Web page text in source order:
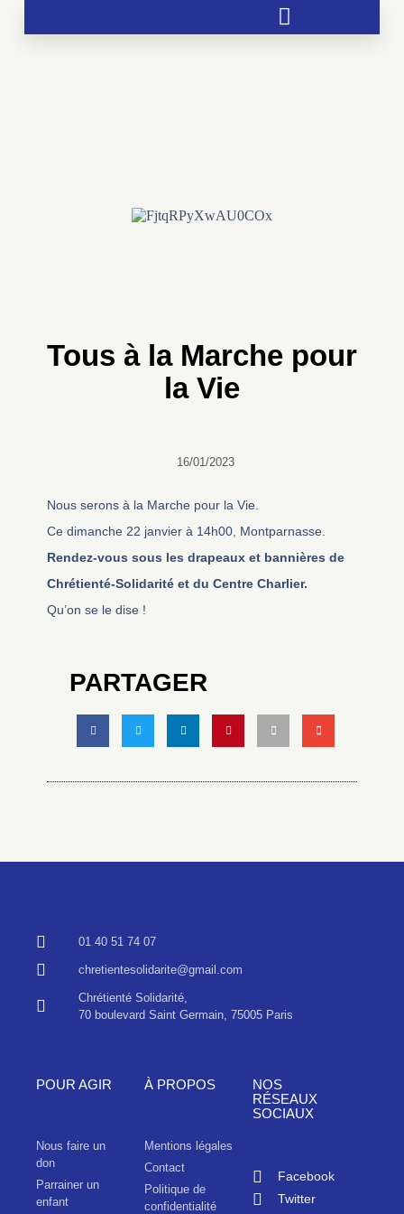
Tous à la Marche pour
la Vie
16/01/2023
Nous serons à la Marche pour la Vie.
Ce dimanche 22 janvier à 14h00, Montparnasse.
Rendez-vous sous les drapeaux et bannières de
Chrétienté-Solidarité et du Centre Charlier.
Qu’on se le dise !
PARTAGER
01 40 51 74 07
chretientesolidarite@gmail.com
Chrétienté Solidarité,
70 boulevard Saint Germain, 75005 Paris
POUR AGIR
Nous faire un
don
Parrainer un
enfant
À PROPOS
Mentions légales
Contact
Politique de
confidentialité
NOS
RÉSEAUX
SOCIAUX
Facebook
Twitter